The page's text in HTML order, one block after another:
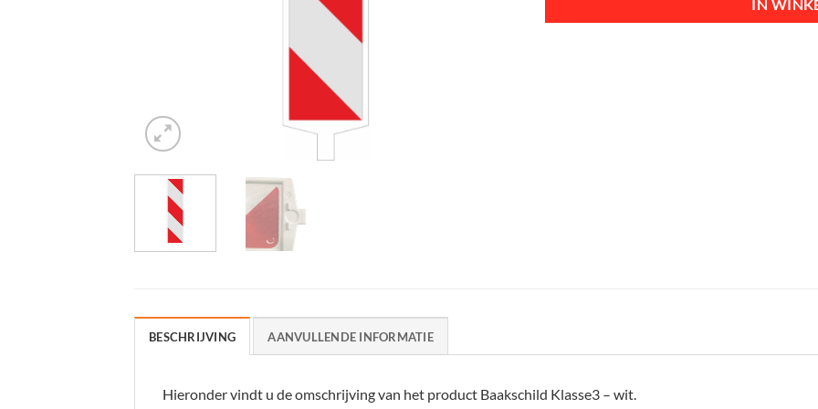
IN
BESCHRIJVING AANVULLENDE INFORMATIE
Hieronder vindt u de omschrijving van het product Baakschild Klasse3 – wit.